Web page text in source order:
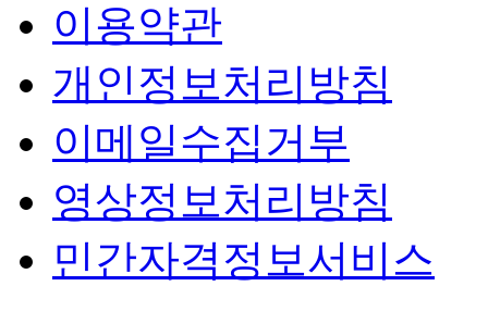
이용약관
개인정보처리방침
이메일수집거부
영상정보처리방침
민간자격정보서비스